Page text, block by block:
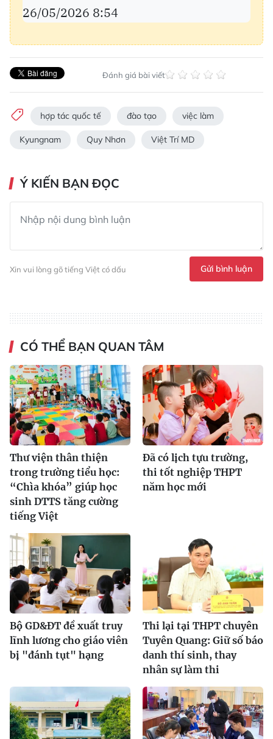
26/05/2026 8:54
Đánh giá bài viết
hợp tác quốc tế đào tạo việc làm
Kyungnam Quy Nhơn Việt Trí MD
Ý KIẾN BẠN ĐỌC
Xin vui lòng gõ tiếng Việt có dấu Gửi bình luận
CÓ THỂ BẠN QUAN TÂM
Thư viện thân thiện
trong trường tiểu học:
“Chìa khóa” giúp học
sinh DTTS tăng cường
tiếng Việt
Đã có lịch tựu trường,
thi tốt nghiệp THPT
năm học mới
Bộ GD&ĐT đề xuất truy
lĩnh lương cho giáo viên
bị "đánh tụt" hạng
Thi lại tại THPT chuyên
Tuyên Quang: Giữ số báo
danh thí sinh, thay
nhân sự làm thi